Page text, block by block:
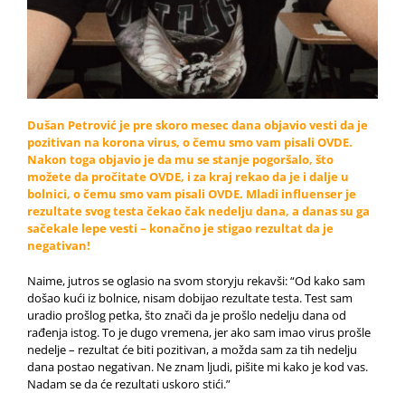
Dušan Petrović je pre skoro mesec dana objavio vesti da je
pozitivan na korona virus, o čemu smo vam pisali OVDE.
Nakon toga objavio je da mu se stanje pogoršalo, što
možete da pročitateOVDE, i za kraj rekao da je i dalje u
bolnici, o čemu smo vam pisali OVDE. Mladi influenser je
rezultate svog testa čekao čak nedelju dana, a danas su ga
sačekale lepe vesti – konačno je stigao rezultat da je
negativan!
Naime, jutros se oglasio na svom storyju rekavši: “Od kako sam
došao kući iz bolnice, nisam dobijao rezultate testa. Test sam
uradio prošlog petka, što znači da je prošlo nedelju dana od
rađenja istog. To je dugo vremena, jer ako sam imao virus prošle
nedelje – rezultat će biti pozitivan, a možda sam za tih nedelju
dana postao negativan. Ne znam ljudi, pišite mi kako je kod vas.
Nadam se da će rezultati uskoro stići.”